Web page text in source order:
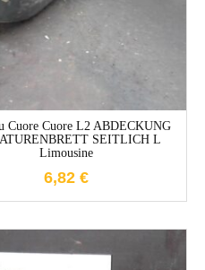
Cuore Cuore L2 ABDECKUNG
SEITLICH L
Limousine
6,82 €
1-3 Werktage